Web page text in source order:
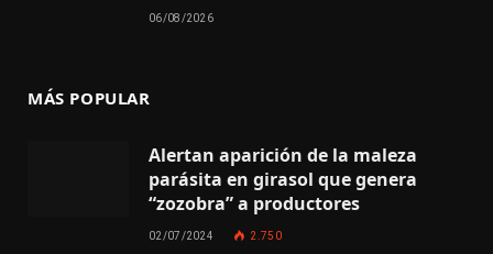
06/08/2026
MÁS POPULAR
Alertan aparición de la maleza
parásita en girasol que genera
“zozobra” a productores
02/07/2024 2.750